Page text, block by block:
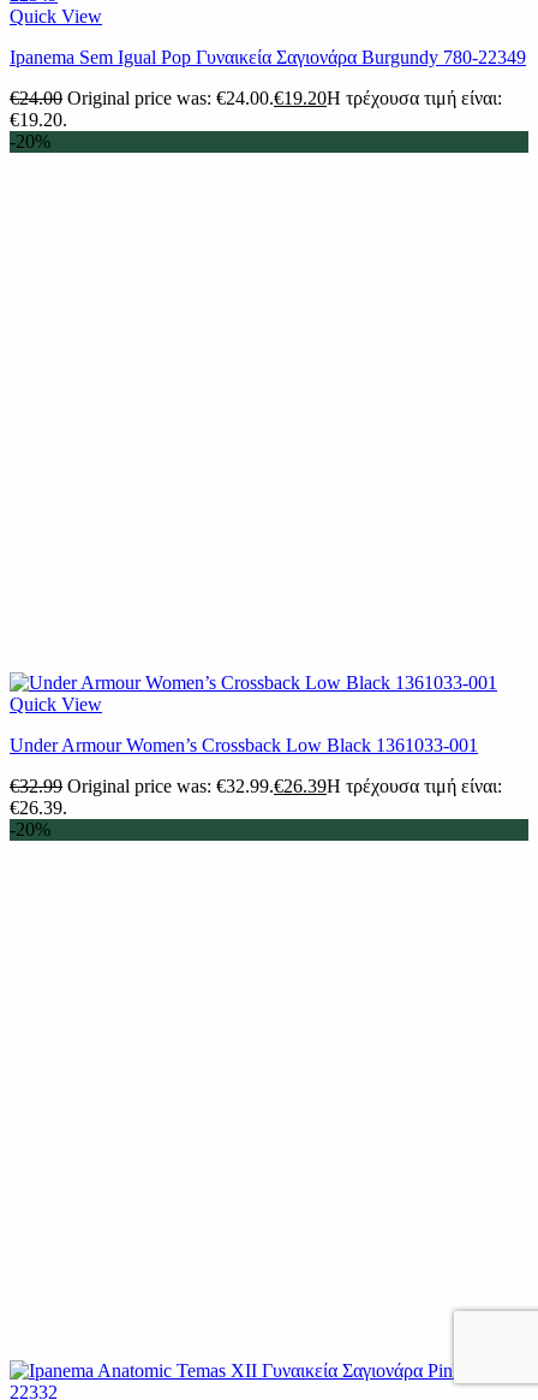
Quick View
Ipanema Sem Igual Pop Γυναικεία Σαγιονάρα Burgundy 780-22349
€24.00 Original price was: €24.00.€19.20Η τρέχουσα τιμή είναι:
€19.20.
-20%
Quick View
Under Armour Women’s Crossback Low Black 1361033-001
€32.99 Original price was: €32.99.€26.39Η τρέχουσα τιμή είναι:
€26.39.
-20%